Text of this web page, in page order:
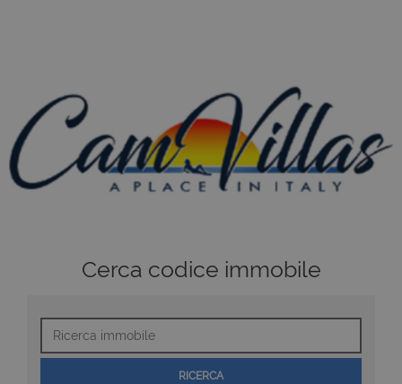
Cerca codice immobile
immobile
RICERCA